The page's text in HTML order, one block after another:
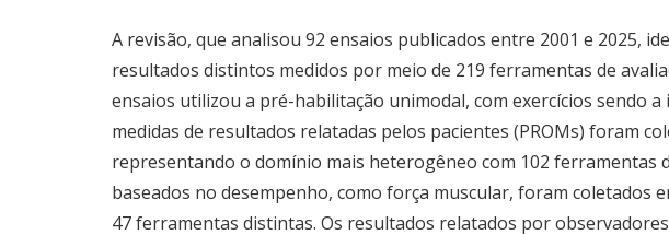
A revisão, que analisou 92 ensaios publicados entre 2001 e 2025,
resultados distintos medidos por meio de 219 ferramentas de
ensaios utilizou a pré-habilitação unimodal, com exercícios sendo a
medidas de resultados relatadas pelos pacientes (PROMs) foram
representando o domínio mais heterogêneo com 102 ferramentas
baseados no desempenho, como força muscular, foram coletados
47 ferramentas distintas. Os resultados relatados por